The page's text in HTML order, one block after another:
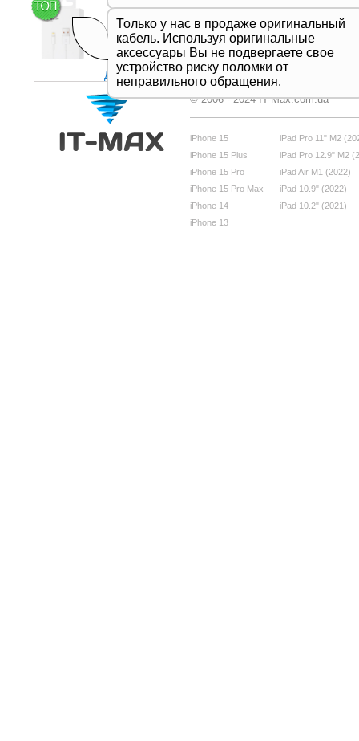
Только у нас в продаже оригинальный
кабель. Используя оригинальные
аксессуары Вы не подвергаете свое
устройство риску поломки от
неправильного обращения.
Дивитись все
© 2006 - 2024 IT-Max.com.ua
iPhone 15
iPhone 15 Plus
iPhone 15 Pro
iPhone 15 Pro Max
iPhone 14
iPhone 13
iPad Pro 11" M2
iPad Pro 12.9" M2
iPad Air M1 (2022)
iPad 10.9" (2022)
iPad 10.2" (2021)